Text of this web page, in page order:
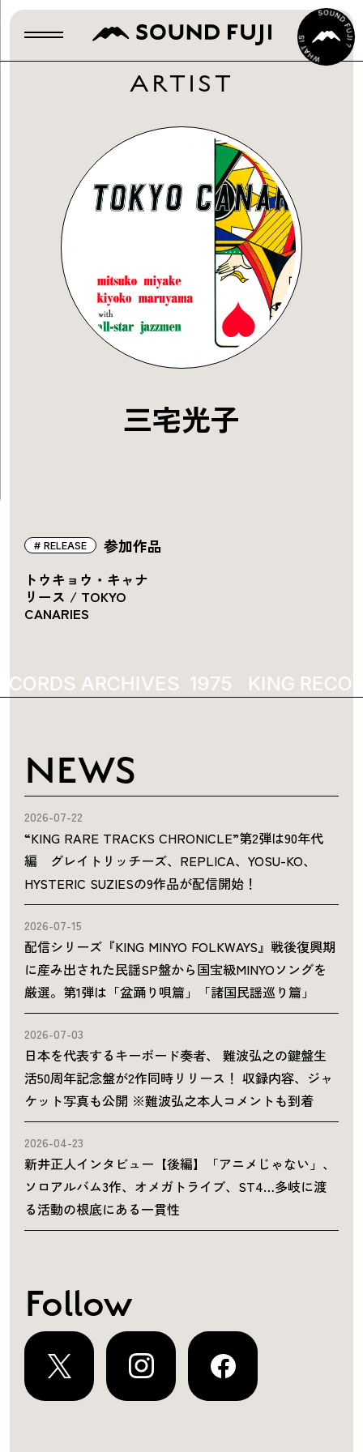
ARTIST
三宅光子
参加作品
RELEASE
トウキョウ・キャナ
リース / TOKYO
CANARIES
ARCHIVES 1975 KING
NEWS
2026-07-22
“KING RARE TRACKS CHRONICLE”第2弾は90年代
編 グレイトリッチーズ、REPLICA、YOSU-KO、
HYSTERIC SUZIESの9作品が配信開始！
2026-07-15
配信シリーズ『KING MINYO FOLKWAYS』戦後復興期
に産み出された民謡SP盤から国宝級MINYOソングを
厳選。第1弾は「盆踊り唄篇」「諸国民謡巡り篇」
2026-07-03
日本を代表するキーボード奏者、 難波弘之の鍵盤生
活50周年記念盤が2作同時リリース！ 収録内容、ジャ
ケット写真も公開 ※難波弘之本人コメントも到着
2026-04-23
新井正人インタビュー【後編】「アニメじゃない」、
ソロアルバム3作、オメガトライブ、ST4…多岐に渡
る活動の根底にある一貫性
Follow